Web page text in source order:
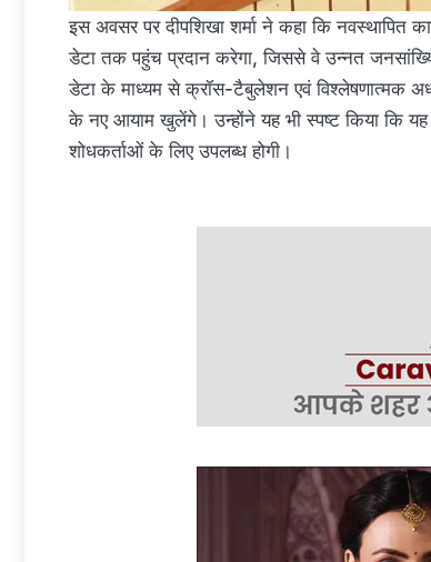
इस अवसर पर दीपशिखा शर्मा ने कहा कि नवस्थापित
डेटा तक पहुंच प्रदान करेगा, जिससे वे उन्नत
डेटा के माध्यम से क्रॉस-टैबुलेशन एवं विश्लेषणात्मक
के नए आयाम खुलेंगे। उन्होंने यह भी स्पष्ट किया कि यह
शोधकर्ताओं के लिए उपलब्ध होगी।